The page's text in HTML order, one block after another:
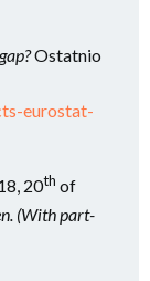
Ostatnio
eurostat-
20th of
(With part-